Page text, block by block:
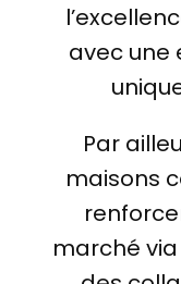
avec une
Par
maisons
marché